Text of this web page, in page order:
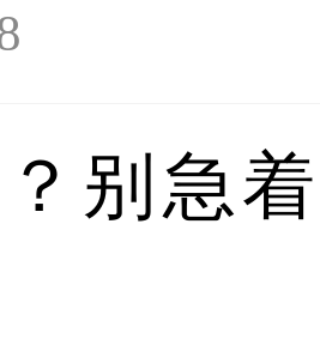
27
03-
别急